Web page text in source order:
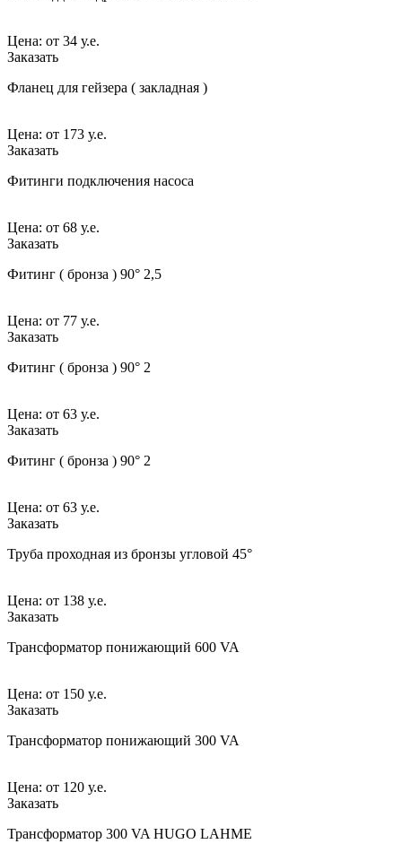
Цена: от 34 у.е.
Заказать
Фланец для гейзера ( закладная )
Цена: от 173 у.е.
Заказать
Фитинги подключения насоса
Цена: от 68 у.е.
Заказать
Фитинг ( бронза ) 90° 2,5
Цена: от 77 у.е.
Заказать
Фитинг ( бронза ) 90° 2
Цена: от 63 у.е.
Заказать
Фитинг ( бронза ) 90° 2
Цена: от 63 у.е.
Заказать
Труба проходная из бронзы угловой 45°
Цена: от 138 у.е.
Заказать
Трансформатор понижающий 600 VA
Цена: от 150 у.е.
Заказать
Трансформатор понижающий 300 VA
Цена: от 120 у.е.
Заказать
Трансформатор 300 VA HUGO LAHME